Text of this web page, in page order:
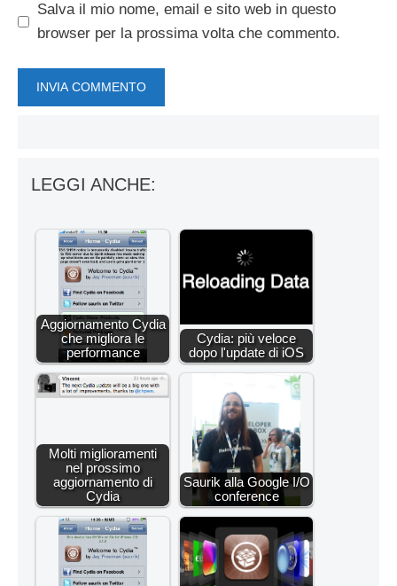
Salva il mio nome, email e sito web in questo
browser per la prossima volta che commento.
LEGGI ANCHE:
Aggiornamento Cydia
che migliora le
performance
Cydia: più veloce
dopo l'update di iOS
Molti miglioramenti
nel prossimo
aggiornamento di
Cydia
Saurik alla Google I/O
conference